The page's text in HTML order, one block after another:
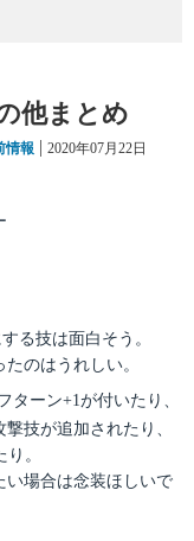
他まとめ
情報
投
2020年07月22日
る技は面白そう。
のはうれしい。
ターン+1が付いたり、
技が追加されたり、
。
い場合は念装ほしいで